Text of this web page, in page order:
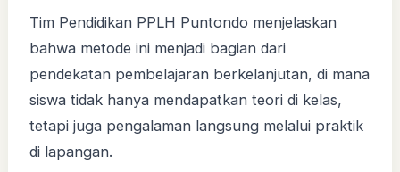
Tim Pendidikan PPLH Puntondo menjelaskan
bahwa metode ini menjadi bagian dari
pendekatan pembelajaran berkelanjutan, di mana
siswa tidak hanya mendapatkan teori di kelas,
tetapi juga pengalaman langsung melalui praktik
di lapangan.